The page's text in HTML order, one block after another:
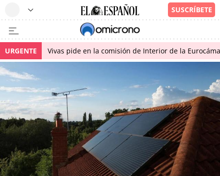
URGENTE Vivas pide en la comisión de Interior de la